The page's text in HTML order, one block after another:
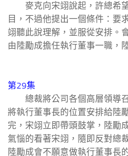
麥克向宋翊說起，許總希
目，不過他提出一個條件：要
翊聽此說理解，並服從安排。
由陸勵成擔任執行董事一職，
第29集
總裁將公司各個高層領導
將執行董事長的位置安排給陸
完，宋翊立即帶頭鼓掌，陸勵
氣惱的看著宋翊，隨即反對總
陸勵成會不願意做執行董事長